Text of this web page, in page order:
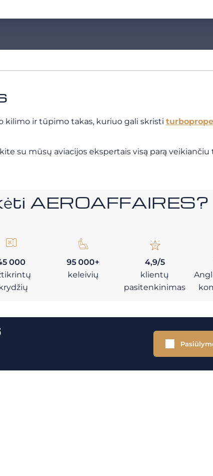
kilimo ir tūpimo takas, kuriuo gali skristi
su mūsų aviacijos ekspertais visą parą veikiančiu
AEROAFFAIRES?
000
95 000+
keleivių
4,9/5
klientų
pasitenkinimas